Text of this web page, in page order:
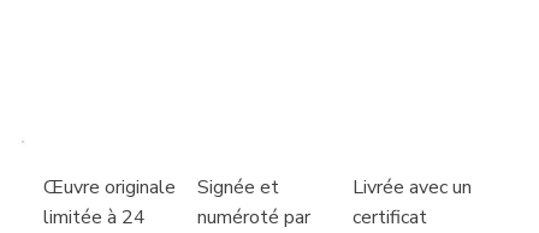
Œuvre originale
limitée à 24
Signée et
numéroté par
Livrée avec un
certificat